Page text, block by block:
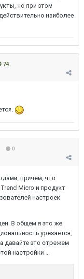
но при этом
наиболее
74
0
причем, что
Micro и продукт
настроек
В общем я это же
урезается,
давайте это отрежем
настройки ...